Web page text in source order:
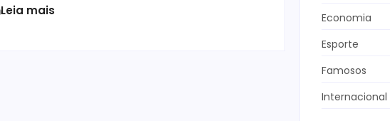
Leia mais
Economia
Esporte
Famosos
Internacional